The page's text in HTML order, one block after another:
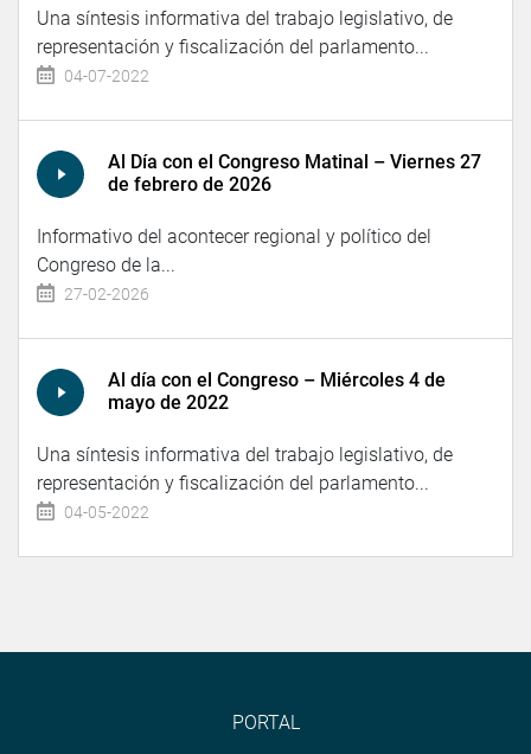
Una síntesis informativa del trabajo legislativo, de
representación y fiscalización del parlamento...
04-07-2022
Al Día con el Congreso Matinal – Viernes 27
de febrero de 2026
Informativo del acontecer regional y político del
Congreso de la...
27-02-2026
Al día con el Congreso – Miércoles 4 de
mayo de 2022
Una síntesis informativa del trabajo legislativo, de
representación y fiscalización del parlamento...
04-05-2022
PORTAL